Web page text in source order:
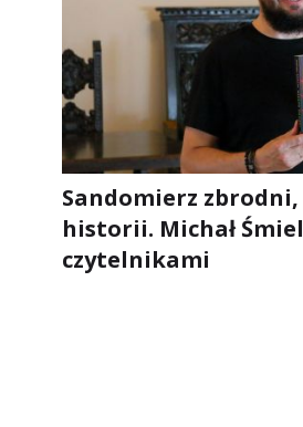
Sandomierz
historii. Michał
czytelnikami